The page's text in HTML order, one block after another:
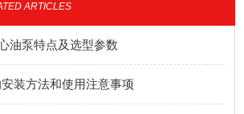
ARTICLES
油泵特点及选型参数
装方法和使用注意事项